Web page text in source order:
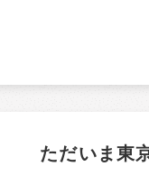
ただいま東